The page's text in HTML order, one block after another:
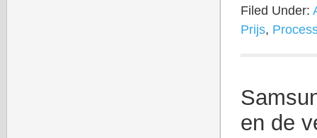
Filed Under:
Prijs,
en de